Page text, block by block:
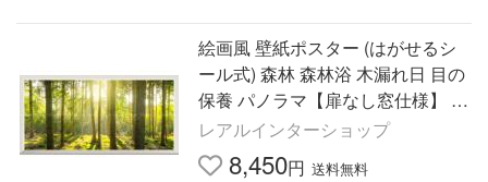
絵画風 壁紙ポスター (はがせるシ
ール式) 森林 森林浴 木漏れ日 目の
保養 パノラマ【扉なし窓仕様】 キ
ャラクロ SNR-113NS1(1152mm×
576mm)＜日本製＞
レアルインターショップ
8,450円 送料無料